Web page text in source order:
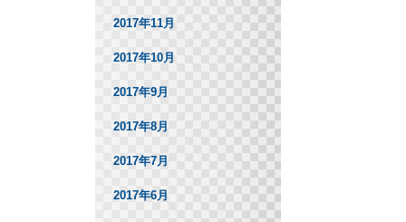
2017年11月
2017年10月
2017年9月
2017年8月
2017年7月
2017年6月